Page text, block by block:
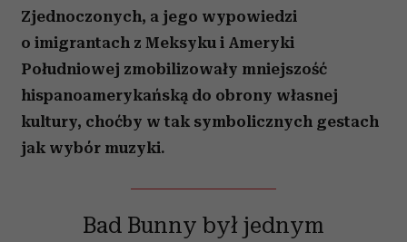
Zjednoczonych, a jego wypowiedzi
o imigrantach z Meksyku i Ameryki
Południowej zmobilizowały mniejszość
hispanoamerykańską do obrony własnej
kultury, choćby w tak symbolicznych gestach
jak wybór muzyki.
Bad Bunny był jednym